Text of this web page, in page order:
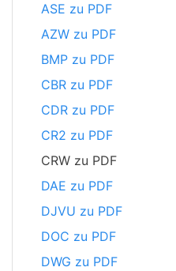
ASE zu PDF
AZW zu PDF
BMP zu PDF
CBR zu PDF
CDR zu PDF
CR2 zu PDF
CRW zu PDF
DAE zu PDF
DJVU zu PDF
DOC zu PDF
DWG zu PDF